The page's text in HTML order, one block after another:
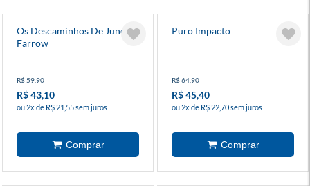
Os Descaminhos De June
Farrow
R$ 59,90
R$ 43,10
ou 2x de R$ 21,55 sem juros
Puro Impacto
R$ 64,90
R$ 45,40
ou 2x de R$ 22,70 sem juros